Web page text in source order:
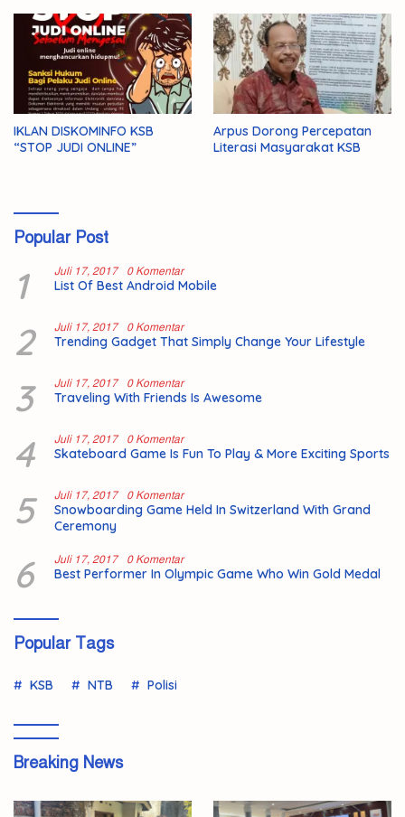
IKLAN DISKOMINFO KSB
“STOP JUDI ONLINE”
Arpus Dorong Percepatan
Literasi Masyarakat KSB
Popular Post
1 Juli 17, 2017 0 Komentar
List Of Best Android Mobile
2 Juli 17, 2017 0 Komentar
Trending Gadget That Simply Change Your Lifestyle
3 Juli 17, 2017 0 Komentar
Traveling With Friends Is Awesome
4 Juli 17, 2017 0 Komentar
Skateboard Game Is Fun To Play & More Exciting Sports
5 Juli 17, 2017 0 Komentar
Snowboarding Game Held In Switzerland With Grand
Ceremony
6 Juli 17, 2017 0 Komentar
Best Performer In Olympic Game Who Win Gold Medal
Popular Tags
KSB NTB Polisi
Breaking News